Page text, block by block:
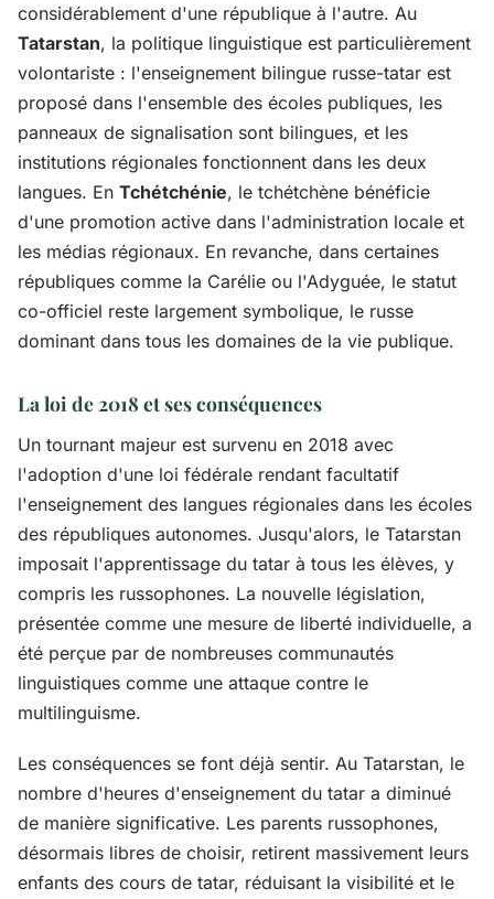
considérablement d'une république à l'autre. Au
Tatarstan, la politique linguistique est particulièrement
volontariste : l'enseignement bilingue russe-tatar est
proposé dans l'ensemble des écoles publiques, les
panneaux de signalisation sont bilingues, et les
institutions régionales fonctionnent dans les deux
langues. En Tchétchénie, le tchétchène bénéficie
d'une promotion active dans l'administration locale et
les médias régionaux. En revanche, dans certaines
républiques comme la Carélie ou l'Adyguée, le statut
co-officiel reste largement symbolique, le russe
dominant dans tous les domaines de la vie publique.
La loi de 2018 et ses conséquences
Un tournant majeur est survenu en 2018 avec
l'adoption d'une loi fédérale rendant facultatif
l'enseignement des langues régionales dans les écoles
des républiques autonomes. Jusqu'alors, le Tatarstan
imposait l'apprentissage du tatar à tous les élèves, y
compris les russophones. La nouvelle législation,
présentée comme une mesure de liberté individuelle, a
été perçue par de nombreuses communautés
linguistiques comme une attaque contre le
multilinguisme.
Les conséquences se font déjà sentir. Au Tatarstan, le
nombre d'heures d'enseignement du tatar a diminué
de manière significative. Les parents russophones,
désormais libres de choisir, retirent massivement leurs
enfants des cours de tatar, réduisant la visibilité et le